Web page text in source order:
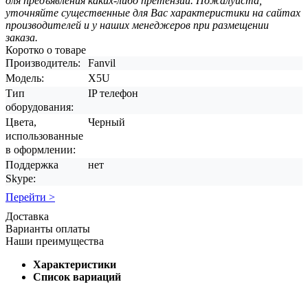
уточняйте существенные для Вас характеристики на сайтах
производителей и у наших менеджеров при размещении
заказа.
Коротко о товаре
Производитель:
Fanvil
Модель:
X5U
Тип
оборудования:
IP телефон
Цвета,
использованные
в оформлении:
Черный
Поддержка
Skype:
нет
Перейти >
Доставка
Варианты оплаты
Наши преимущества
Характеристики
Список вариаций